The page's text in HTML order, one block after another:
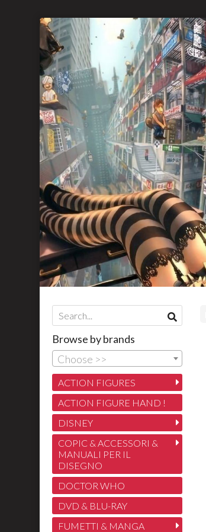
Browse by brands
Choose >>
ACTION FIGURES
ACTION FIGURE HAND !
DISNEY
COPIC & ACCESSORI &
MANUALI PER IL
DISEGNO
DOCTOR WHO
DVD & BLU-RAY
FUMETTI & MANGA